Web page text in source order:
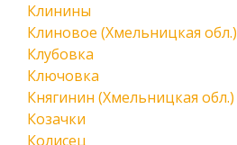
Клинины
Клиновое (Хмельницкая обл.)
Клубовка
Ключовка
Княгинин (Хмельницкая обл.)
Козачки
Колисец